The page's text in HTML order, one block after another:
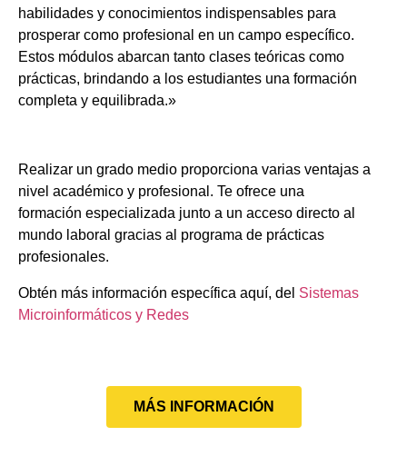
habilidades y conocimientos indispensables para
prosperar como profesional en un campo específico.
Estos módulos abarcan tanto clases teóricas como
prácticas, brindando a los estudiantes una formación
completa y equilibrada.»
Realizar un grado medio proporciona varias ventajas a
nivel académico y profesional. Te ofrece una
formación especializada junto a un acceso directo al
mundo laboral gracias al programa de prácticas
profesionales.
Obtén más información específica aquí, del Sistemas
Microinformáticos y Redes
MÁS INFORMACIÓN